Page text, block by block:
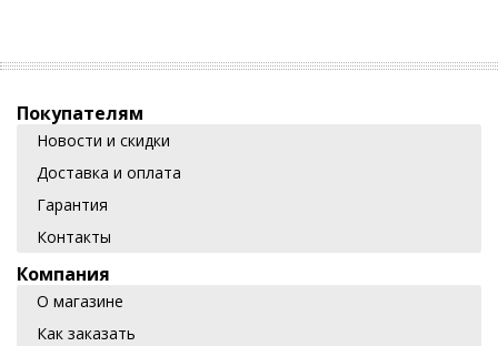
Покупателям
Новости и скидки
Доставка и оплата
Гарантия
Контакты
Компания
О магазине
Как заказать